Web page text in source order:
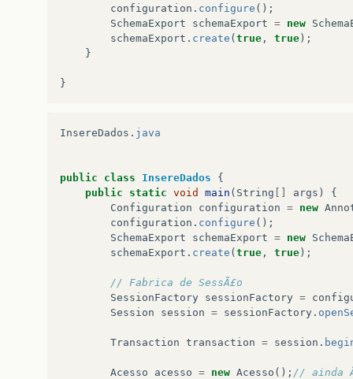
public
void salvaUsuario Acesso acesso )
session
saveOrUpdate ( acesso
}
session .
@SuppressWarnings( "unchecked")
public Acesso selecionaUsuario
//
TODO Auto generated method stub
return (Acesso ) session. load (Acesso
configuration . configure ();
SchemaExport
schemaExport = new
schemaExport . create ( true , true );
}
}
InsereDados . java
public class InsereDados
{
public
static void main ( String args )
{
Configuration
configuration = new
configuration . configure ();
SchemaExport
schemaExport = new
schemaExport . create ( true , true );
// Fabrica de SessÃ£o
SessionFactory sessionFactory =
Session
session = sessionFactory .
Transaction transaction = session .
Acesso acesso = new Acesso (); // ainda